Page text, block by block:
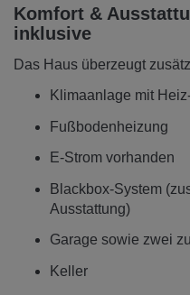
Komfort &
inklusive
Das Haus überzeugt
Klimaanlage mit
Fußbodenheizung
E-Strom vorhanden
Blackbox-System
Ausstattung)
Garage sowie zwei
Keller